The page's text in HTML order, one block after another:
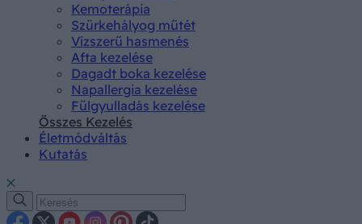
Kemoterápia
Szürkehályog műtét
Vízszerű hasmenés
Afta kezelése
Dagadt boka kezelése
Napallergia kezelése
Fülgyulladás kezelése
Összes Kezelés
Életmódváltás
Kutatás